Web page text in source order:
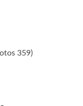
359)